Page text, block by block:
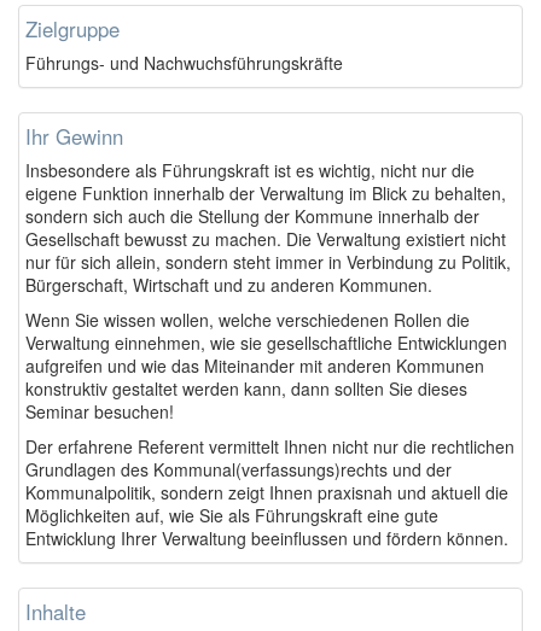
Zielgruppe
Führungs- und Nachwuchsführungskräfte
Ihr Gewinn
Insbesondere als Führungskraft ist es wichtig, nicht nur die
eigene Funktion innerhalb der Verwaltung im Blick zu behalten,
sondern sich auch die Stellung der Kommune innerhalb der
Gesellschaft bewusst zu machen. Die Verwaltung existiert nicht
nur für sich allein, sondern steht immer in Verbindung zu Politik,
Bürgerschaft, Wirtschaft und zu anderen Kommunen.
Wenn Sie wissen wollen, welche verschiedenen Rollen die
Verwaltung einnehmen, wie sie gesellschaftliche Entwicklungen
aufgreifen und wie das Miteinander mit anderen Kommunen
konstruktiv gestaltet werden kann, dann sollten Sie dieses
Seminar besuchen!
Der erfahrene Referent vermittelt Ihnen nicht nur die rechtlichen
Grundlagen des Kommunal(verfassungs)rechts und der
Kommunalpolitik, sondern zeigt Ihnen praxisnah und aktuell die
Möglichkeiten auf, wie Sie als Führungskraft eine gute
Entwicklung Ihrer Verwaltung beeinflussen und fördern können.
Inhalte